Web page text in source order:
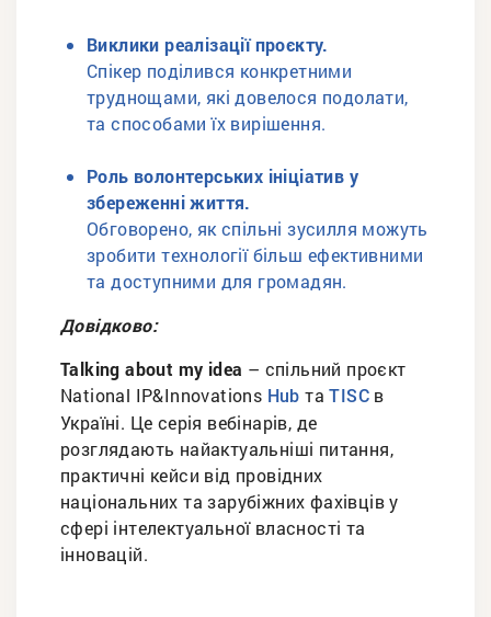
Виклики реалізації проєкту.
Спікер поділився конкретними
труднощами, які довелося подолати,
та способами їх вирішення.
Роль волонтерських ініціатив у
збереженні життя.
Обговорено, як спільні зусилля можуть
зробити технології більш ефективними
та доступними для громадян.
Довідково:
Talking about my idea – спільний проєкт
National IP&Innovations Hub таTISC в
Україні. Це серія вебінарів, де
розглядають найактуальніші питання,
практичні кейси від провідних
національних та зарубіжних фахівців у
сфері інтелектуальної власності та
інновацій.